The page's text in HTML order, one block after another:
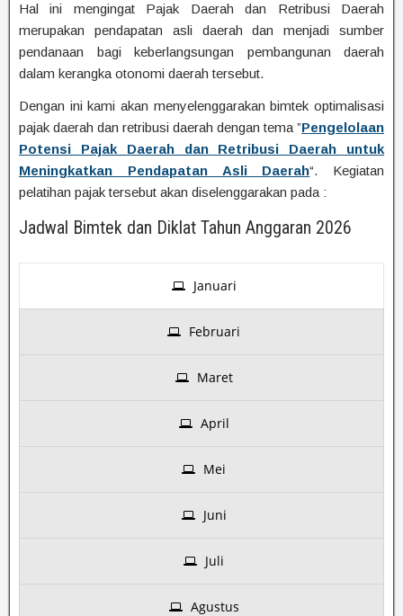
Hal ini mengingat Pajak Daerah dan Retribusi Daerah
merupakan pendapatan asli daerah dan menjadi sumber
pendanaan bagi keberlangsungan pembangunan daerah
dalam kerangka otonomi daerah tersebut.
Dengan ini kami akan menyelenggarakan bimtek optimalisasi
pajak daerah dan retribusi daerah dengan tema ”Pengelolaan
Potensi Pajak Daerah dan Retribusi Daerah untuk
Meningkatkan Pendapatan Asli Daerah“. Kegiatan
pelatihan pajak tersebut akan diselenggarakan pada :
Jadwal Bimtek dan Diklat Tahun Anggaran 2026
Januari
Februari
Maret
April
Mei
Juni
Juli
Agustus